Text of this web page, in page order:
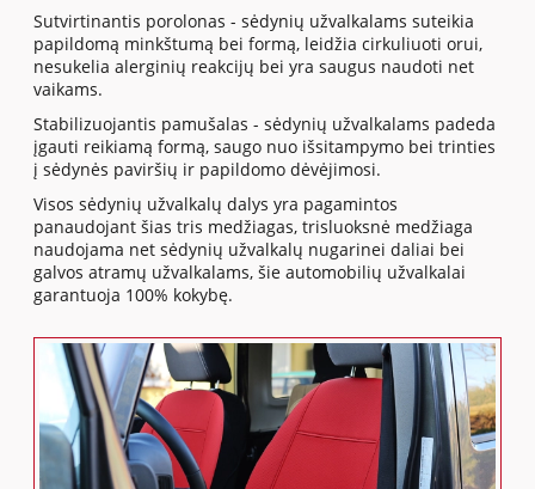
Sutvirtinantis porolonas - sėdynių užvalkalams suteikia
papildomą minkštumą bei formą, leidžia cirkuliuoti orui,
nesukelia alerginių reakcijų bei yra saugus naudoti net
vaikams.
Stabilizuojantis pamušalas - sėdynių užvalkalams padeda
įgauti reikiamą formą, saugo nuo išsitampymo bei trinties
į sėdynės paviršių ir papildomo dėvėjimosi.
Visos sėdynių užvalkalų dalys yra pagamintos
panaudojant šias tris medžiagas, trisluoksnė medžiaga
naudojama net sėdynių užvalkalų nugarinei daliai bei
galvos atramų užvalkalams, šie automobilių užvalkalai
garantuoja 100% kokybę.